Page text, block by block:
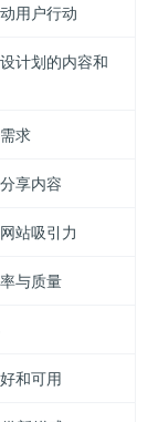
用户行动
计划的内容和
求
享内容
站吸引力
与质量
和可用